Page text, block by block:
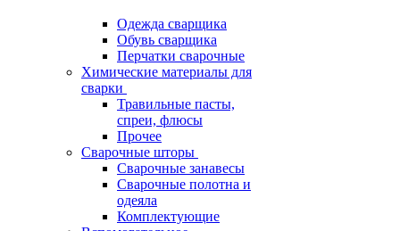
Одежда сварщика
Обувь сварщика
Перчатки сварочные
Химические материалы для
сварки
Травильные пасты,
спреи, флюсы
Прочее
Сварочные шторы
Сварочные занавесы
Сварочные полотна и
одеяла
Комплектующие